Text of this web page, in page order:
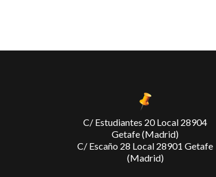
C/ Estudiantes 20 Local 28904
Getafe (Madrid)
C/ Escaño 28 Local 28901 Getafe
(Madrid)